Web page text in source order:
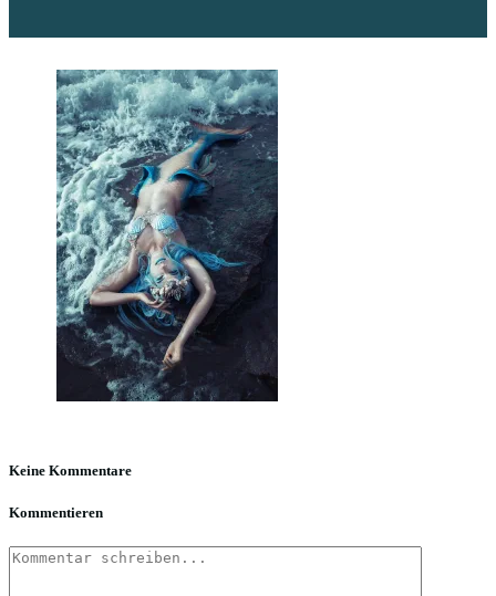
Keine Kommentare
Kommentieren